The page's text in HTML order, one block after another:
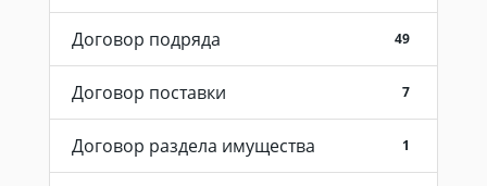
Договор подряда 49
Договор поставки 7
Договор раздела имущества 1